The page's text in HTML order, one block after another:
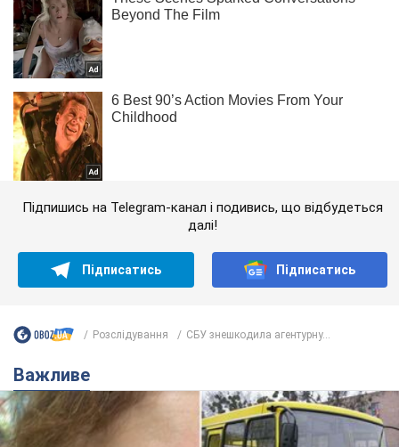
Підпишись на Telegram-канал і подивись, що відбудеться
далі!
Підписатись Підписатись
Розслідування СБУ знешкодила агентурну...
Важливе